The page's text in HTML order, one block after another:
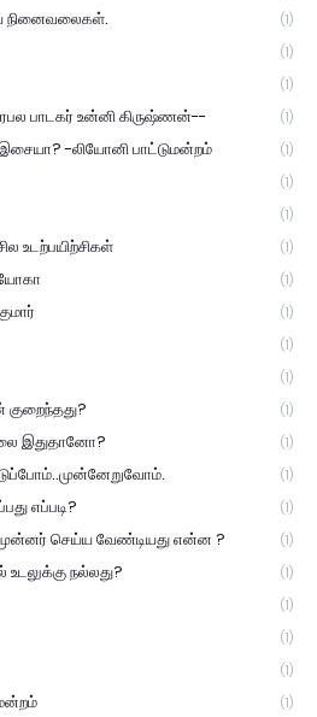
நினைவலைகள். (1)
(1)
(1)
பாடகர் உன்னி கிருஷ்ணன்-- (1)
-லியோனி பாட்டுமன்றம் (1)
(1)
(1)
உடற்பயிற்சிகள் (1)
(1)
(1)
(1)
(1)
குறைந்தது? (1)
இதுதானோ? (1)
(1)
எப்படி? (1)
செய்ய வேண்டியது என்ன ? (1)
உடலுக்கு நல்லது? (1)
(1)
(1)
(1)
(1)